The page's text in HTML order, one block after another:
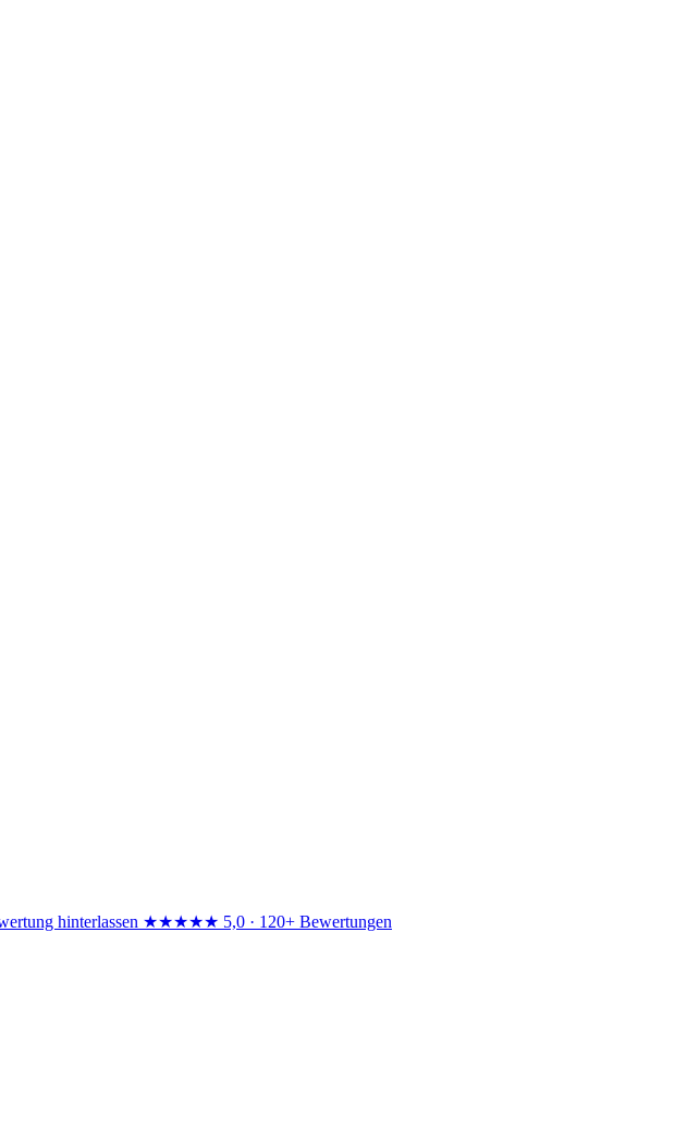
hinterlassen ★★★★★ 5,0 · 120+ Bewertungen